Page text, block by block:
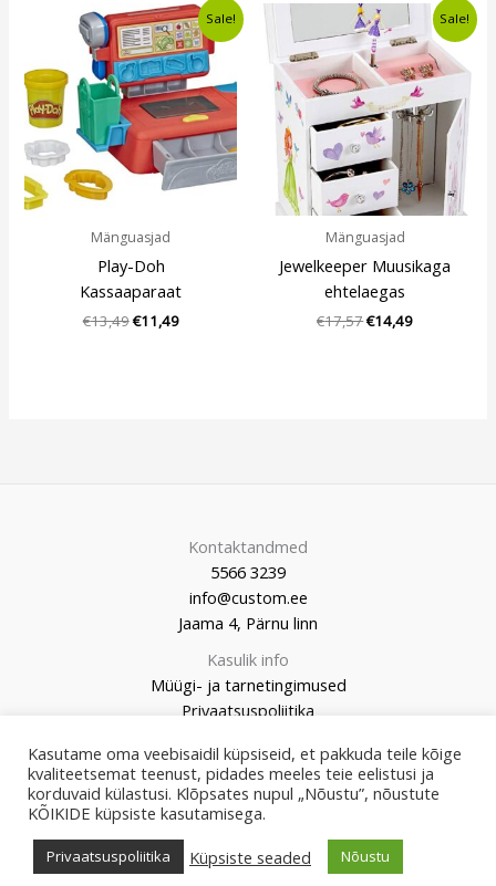
Sale!
Mänguasjad
Play-Doh
Kassaaparaat
€13,49
Algne
hind
oli:
€13,49.
€11,49
Current
price
is:
€11,49.
Sale!
Mänguasjad
Jewelkeeper Muusikaga
ehtelaegas
€17,57
Algne
hind
oli:
€17,57.
€14,49
Current
price
is:
€14,49.
Kontaktandmed
5566 3239
info@custom.ee
Jaama 4, Pärnu linn
Kasulik info
Müügi- ja tarnetingimused
Privaatsuspoliitika
© 2026 Custom Market
Kasutame oma veebisaidil küpsiseid, et pakkuda teile kõige
kvaliteetsemat teenust, pidades meeles teie eelistusi ja
korduvaid külastusi. Klõpsates nupul „Nõustu”, nõustute
KÕIKIDE küpsiste kasutamisega.
Privaatsuspoliitika Küpsiste seaded Nõustu